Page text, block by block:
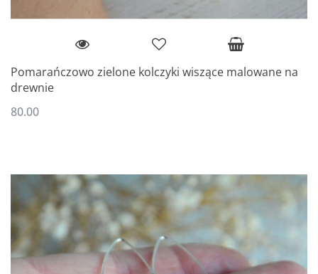
Pomarańczowo zielone kolczyki wiszące malowane na
drewnie
80.00